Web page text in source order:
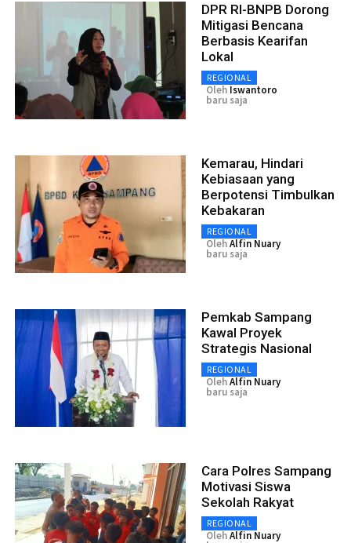
DPR RI-BNPB Dorong
Mitigasi Bencana
Berbasis Kearifan
Lokal
REGIONAL
Oleh Iswantoro
baru saja
Kemarau, Hindari
Kebiasaan yang
Berpotensi Timbulkan
Kebakaran
REGIONAL
OlehAlfin Nuary
baru saja
Pemkab Sampang
Kawal Proyek
Strategis Nasional
REGIONAL
OlehAlfin Nuary
baru saja
Cara Polres Sampang
Motivasi Siswa
Sekolah Rakyat
REGIONAL
OlehAlfin Nuary